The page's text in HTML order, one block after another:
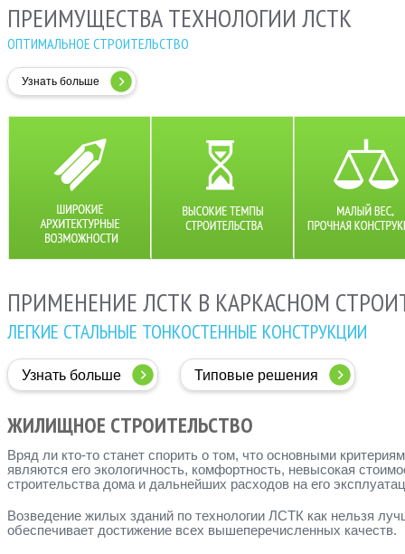
ПРЕИМУЩЕСТВА ТЕХНОЛОГИИ ЛСТК
ОПТИМАЛЬНОЕ СТРОИТЕЛЬСТВО
Узнать больше
ПРИМЕНЕНИЕ ЛСТК В КАРКАСНОМ
ЛЕГКИЕ СТАЛЬНЫЕ ТОНКОСТЕННЫЕ КОНСТРУКЦИИ
Узнать больше Типовые решения
ЖИЛИЩНОЕ СТРОИТЕЛЬСТВО
Вряд ли кто-то станет спорить о том, что основными
являются его экологичность, комфортность, невысокая
строительства дома и дальнейших расходов на его
Возведение жилых зданий по технологии ЛСТК как нельзя
обеспечивает достижение всех вышеперечисленных качеств.